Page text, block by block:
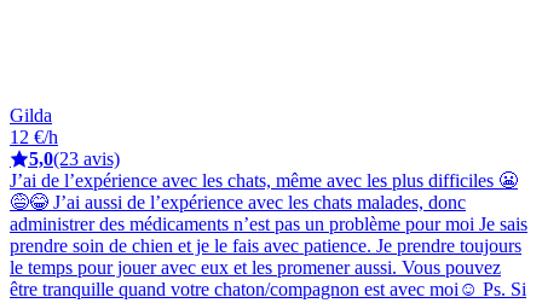
Gilda
12 €/h
5,0(23 avis)
J’ai de l’expérience avec les chats, même avec les plus difficiles 😬
😅😂 J’ai aussi de l’expérience avec les chats malades, donc
administrer des médicaments n’est pas un problème pour moi Je sais
prendre soin de chien et je le fais avec patience. Je prendre toujours
le temps pour jouer avec eux et les promener aussi. Vous pouvez
être tranquille quand votre chaton/compagnon est avec moi☺️ Ps. Si